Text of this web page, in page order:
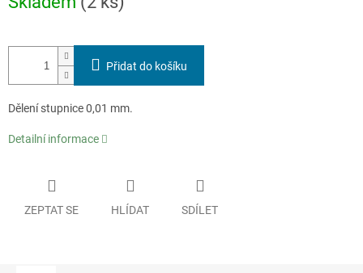
cena:
Přidat do košíku
Dělení stupnice 0,01 mm.
Detailní informace
ZEPTAT SE HLÍDAT SDÍLET